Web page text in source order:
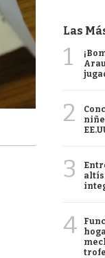
Las
1
2
3
4